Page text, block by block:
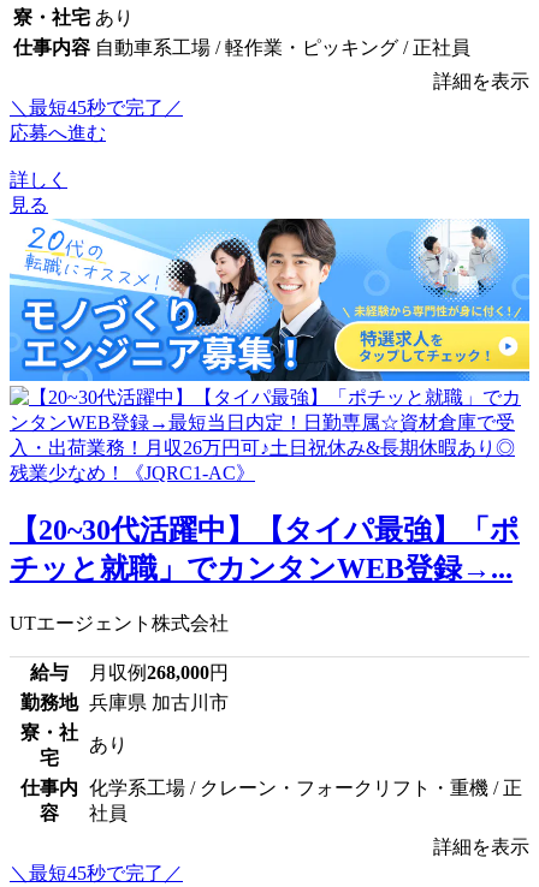
寮・社宅 あり
仕事内容 自動車系工場 / 軽作業・ピッキング / 正社員
詳細を表示
＼最短45秒で完了／
応募へ進む
詳しく
見る
【20~30代活躍中】【タイパ最強】「ポ
チッと就職」でカンタンWEB登録→...
UTエージェント株式会社
給与 月収例268,000円
勤務地 兵庫県 加古川市
寮・社
宅
あり
仕事内
容
化学系工場 / クレーン・フォークリフト・重機 / 正
社員
詳細を表示
＼最短45秒で完了／